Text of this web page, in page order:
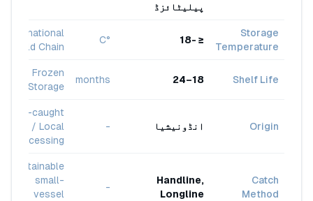
پیلیٹائزڈ
Storage
Temperature
≤ -18
°C
International
Cold Chain
Shelf Life
18–24
months
Frozen
Storage
Origin انڈونیشیا -
Wild-caught
/ Local
processing
Catch
Method
Handline,
Longline
-
Sustainable
small-
vessel